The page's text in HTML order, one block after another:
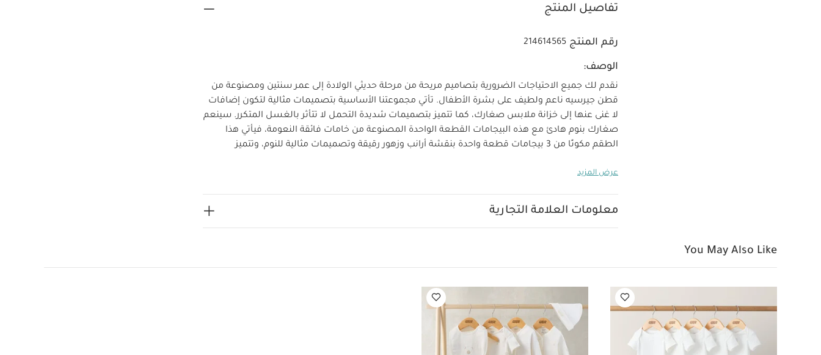
تفاصيل المنتج
رقم المنتج 214614565
الوصف:
نقدم لك جميع الاحتياجات الضرورية بتصاميم مريحة من مرحلة حديثي الولادة إلى عمر سنتين ومصنوعة من
قطن جيرسيه ناعم ولطيف على بشرة الأطفال. تأتي مجموعتنا الأساسية بتصميمات مثالية لتكون إضافات
لا غنى عنها إلى خزانة ملابس صغارك، كما تتميز بتصميمات شديدة التحمل لا تتأثر بالغسل المتكرر. سينعم
صغارك بنوم هادئ مع هذه البيجامات القطعة الواحدة المصنوعة من خامات فائقة النعومة، فيأتي هذا
الطقم مكونًا من 3 بيجامات قطعة واحدة بنقشة أرانب وزهور رقيقة وتصميمات مثالية للنوم، وتتميز
رقيقة
تصميم سهل الارتداء بكباسين للإغلاق
الخامات:
تعليمات العناية/الإرشادات:
عرض المزيد
معلومات العلامة التجارية
You May Also Like